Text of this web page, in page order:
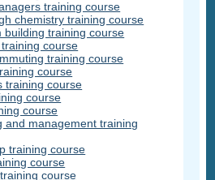
training course
chemistry training course
building training course
course
training course
course
training course
course
course
and management training
training course
course
course